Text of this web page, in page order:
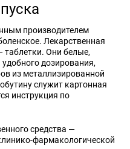
производителем
Лекарственная
таблетки. Они белые,
дозирования,
из металлизированной
служит картонная
инструкция по
средства —
фармакологической